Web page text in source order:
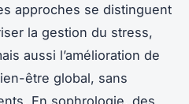
approches se distinguent
la gestion du stress,
aussi l’amélioration de
être global, sans
En sophrologie, des